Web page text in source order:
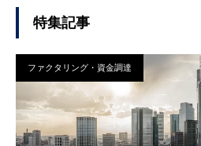
特集記事
ファクタリング・資金調達